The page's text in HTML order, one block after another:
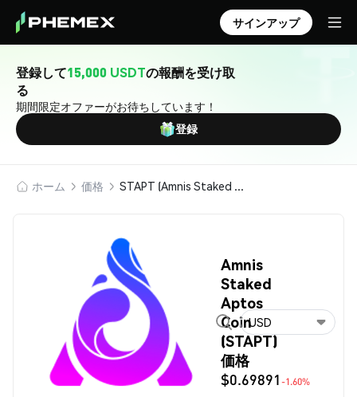
サインアップ
登録して15,000 USDTの報酬を受け取
る
期間限定オファーがお待ちしています！
登録
ホーム 価格 STAPT (Amnis Staked Aptos Coin)
Amnis
Staked
Aptos
Coin
(STAPT)
価格
$0.69891 -1.60%
USD